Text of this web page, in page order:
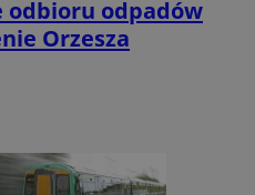
odbioru odpadów
Orzesza